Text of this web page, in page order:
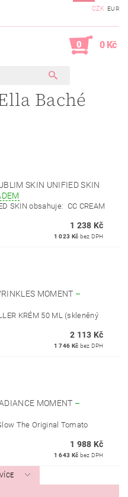
CZK EUR
0 0 Kč
Baché
SKIN UNIFIED SKIN
SKIN obsahuje: CC CREAM
1 238 Kč
1 023 Kč bez DPH
MOMENT –
KRÉM 50 ML (skleněný
2 113 Kč
1 746 Kč bez DPH
MOMENT –
The Original Tomato
1 988 Kč
1 643 Kč bez DPH